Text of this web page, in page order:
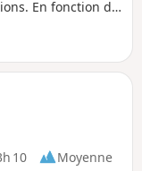
En fonction de
10
Moyenne